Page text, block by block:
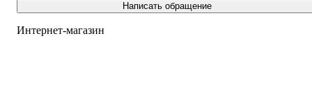
Написать обращение
Интернет-магазин